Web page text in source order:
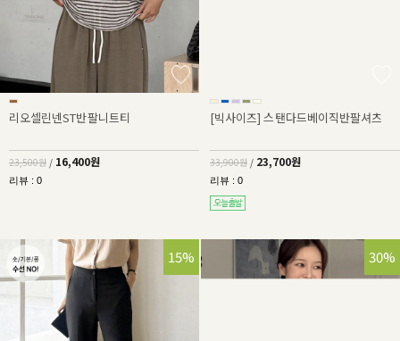
리오셀린넨ST반팔니트티
23,500원 / 16,400원
리뷰 : 0
[빅사이즈] 스탠다드베이직반팔셔츠
33,900원 / 23,700원
리뷰 : 0
15% 30%